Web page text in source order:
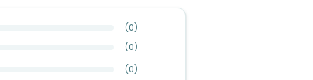
(0)
(0)
(0)